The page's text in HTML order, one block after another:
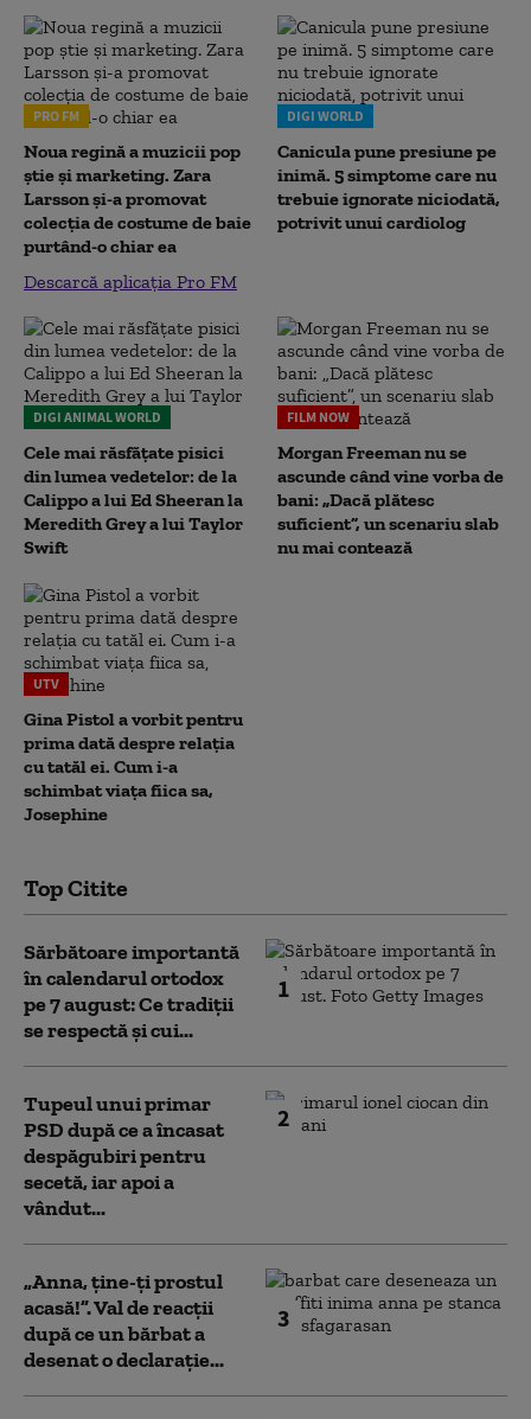
PRO FM
Noua regină a muzicii pop
știe și marketing. Zara
Larsson și-a promovat
colecția de costume de baie
purtând-o chiar ea
Descarcă aplicația Pro FM
DIGI WORLD
Canicula pune presiune pe
inimă. 5 simptome care nu
trebuie ignorate niciodată,
potrivit unui cardiolog
DIGI ANIMAL WORLD
Cele mai răsfățate pisici
din lumea vedetelor: de la
Calippo a lui Ed Sheeran la
Meredith Grey a lui Taylor
Swift
FILM NOW
Morgan Freeman nu se
ascunde când vine vorba de
bani: „Dacă plătesc
suficient”, un scenariu slab
nu mai contează
UTV
Gina Pistol a vorbit pentru
prima dată despre relația
cu tatăl ei. Cum i-a
schimbat viața fiica sa,
Josephine
Top Citite
1
Sărbătoare importantă
în calendarul ortodox
pe 7 august: Ce tradiții
se respectă și cui...
2
Tupeul unui primar
PSD după ce a încasat
despăgubiri pentru
secetă, iar apoi a
vândut...
3
„Anna, ţine-ţi prostul
acasă!”. Val de reacții
după ce un bărbat a
desenat o declarație...